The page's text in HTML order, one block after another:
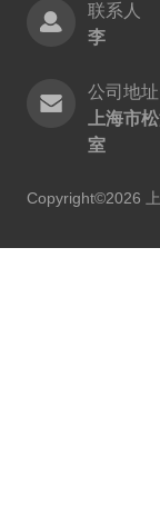
联系人
李
公司地址
上海市
室
Copyright©2026